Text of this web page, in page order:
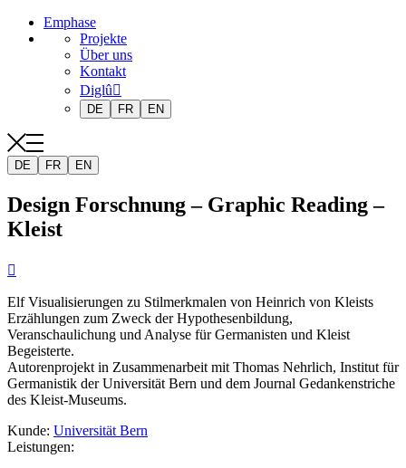
Emphase
Projekte
Über uns
Kontakt
Diglû
DE FR EN
DE FR EN
Design Forschnung – Graphic Reading –
Kleist

Elf Visualisierungen zu Stilmerkmalen von Heinrich von Kleists
Erzählungen zum Zweck der Hypothesenbildung,
Veranschaulichung und Analyse für Germanisten und Kleist
Begeisterte.
Autorenprojekt in Zusammenarbeit mit Thomas Nehrlich, Institut für
Germanistik der Universität Bern und dem Journal Gedankenstriche
des Kleist-Museums.
Kunde: Universität Bern
Leistungen: